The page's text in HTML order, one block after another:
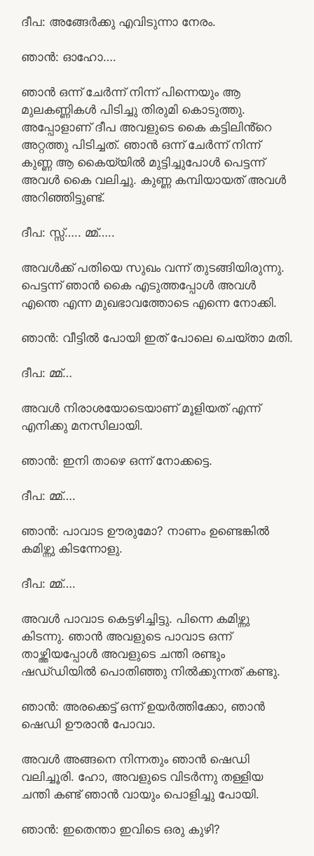
ദീപ: അങ്ങേർക്കു എവിടുന്നാ നേരം.
ഞാൻ: ഓഹോ….
ഞാൻ ഒന്ന് ചേർന്ന് നിന്ന് പിന്നെയും ആ
മുലകണ്ണികൾ പിടിച്ചു തിരുമി കൊടുത്തു.
അപ്പോളാണ് ദീപ അവളുടെ കൈ കട്ടിലിൻ്റെ
അറ്റത്തു പിടിച്ചത്. ഞാൻ ഒന്ന് ചേർന്ന് നിന്ന്
കുണ്ണ ആ കൈയ്യിൽ മുട്ടിച്ചുപോൾ പെട്ടന്ന്
അവൾ കൈ വലിച്ചു. കുണ്ണ കമ്പിയായത് അവൾ
അറിഞ്ഞിട്ടുണ്ട്.
ദീപ: സ്സ്‌….. മ്മ്…..
അവൾക്ക് പതിയെ സുഖം വന്ന് തുടങ്ങിയിരുന്നു.
പെട്ടന്ന് ഞാൻ കൈ എടുത്തപ്പോൾ അവൾ
എന്തെ എന്ന മുഖഭാവത്തോടെ എന്നെ നോക്കി.
ഞാൻ: വീട്ടിൽ പോയി ഇത് പോലെ ചെയ്താ മതി.
ദീപ: മ്മ്…
അവൾ നിരാശയോടെയാണ് മൂളിയത് എന്ന്
എനിക്കു മനസിലായി.
ഞാൻ: ഇനി താഴെ ഒന്ന് നോക്കട്ടെ.
ദീപ: മ്മ്….
ഞാൻ: പാവാട ഊരുമോ? നാണം ഉണ്ടെങ്കിൽ
കമിഴ്ന്നു കിടന്നോളു.
ദീപ: മ്മ്….
അവൾ പാവാട കെട്ടഴിച്ചിട്ടു. പിന്നെ കമിഴ്ന്നു
കിടന്നു. ഞാൻ അവളുടെ പാവാട ഒന്ന്
താഴ്ത്തിയപ്പോൾ അവളുടെ ചന്തി രണ്ടും
ഷഡ്‌ഡിയിൽ പൊതിഞ്ഞു നിൽക്കുന്നത് കണ്ടു.
ഞാൻ: അരക്കെട്ട് ഒന്ന് ഉയർത്തിക്കോ, ഞാൻ
ഷെഡി ഊരാൻ പോവാ.
അവൾ അങ്ങനെ നിന്നതും ഞാൻ ഷെഡി
വലിച്ചൂരി. ഹോ, അവളുടെ വിടർന്നു തള്ളിയ
ചന്തി കണ്ട് ഞാൻ വായും പൊളിച്ചു പോയി.
ഞാൻ: ഇതെന്താ ഇവിടെ ഒരു കുഴി?